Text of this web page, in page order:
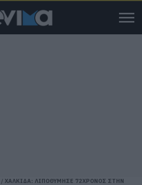
/ ΧΑΛΚΙΔΑ: ΛΙΠΟΘΥΜΗΣΕ 72ΧΡΟΝΟΣ ΣΤΗΝ